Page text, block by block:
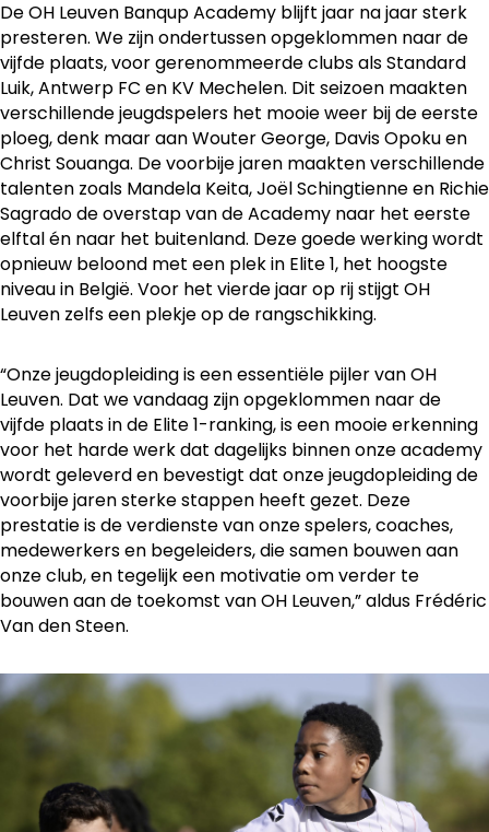
De OH Leuven Banqup Academy blijft jaar na jaar sterk
presteren. We zijn ondertussen opgeklommen naar de
vijfde plaats, voor gerenommeerde clubs als Standard
Luik, Antwerp FC en KV Mechelen. Dit seizoen maakten
verschillende jeugdspelers het mooie weer bij de eerste
ploeg, denk maar aan Wouter George, Davis Opoku en
Christ Souanga. De voorbije jaren maakten verschillende
talenten zoals Mandela Keita, Joël Schingtienne en Richie
Sagrado de overstap van de Academy naar het eerste
elftal én naar het buitenland. Deze goede werking wordt
opnieuw beloond met een plek in Elite 1, het hoogste
niveau in België. Voor het vierde jaar op rij stijgt OH
Leuven zelfs een plekje op de rangschikking.
“Onze jeugdopleiding is een essentiële pijler van OH
Leuven. Dat we vandaag zijn opgeklommen naar de
vijfde plaats in de Elite 1-ranking, is een mooie erkenning
voor het harde werk dat dagelijks binnen onze academy
wordt geleverd en bevestigt dat onze jeugdopleiding de
voorbije jaren sterke stappen heeft gezet. Deze
prestatie is de verdienste van onze spelers, coaches,
medewerkers en begeleiders, die samen bouwen aan
onze club, en tegelijk een motivatie om verder te
bouwen aan de toekomst van OH Leuven,” aldus Frédéric
Van den Steen.